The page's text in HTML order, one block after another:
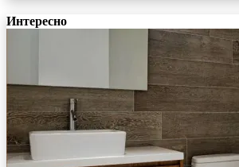
Интересно